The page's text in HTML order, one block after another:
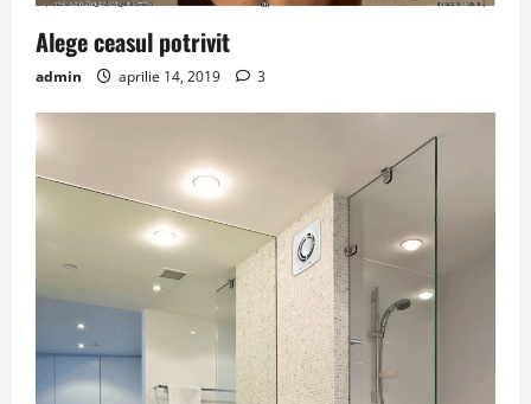
Alege ceasul potrivit
admin aprilie 14, 2019 3